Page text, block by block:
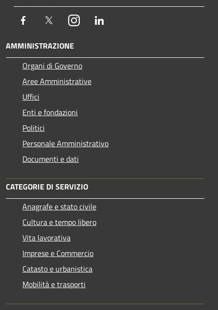
Facebook TwitterInstagram
AMMINISTRAZIONE
Organi di Governo
Aree Amministrative
Uffici
Enti e fondazioni
Politici
Personale Amministrativo
Documenti e dati
CATEGORIE DI SERVIZIO
Anagrafe e stato civile
Cultura e tempo libero
Vita lavorativa
Imprese e Commercio
Catasto e urbanistica
Mobilità e trasporti